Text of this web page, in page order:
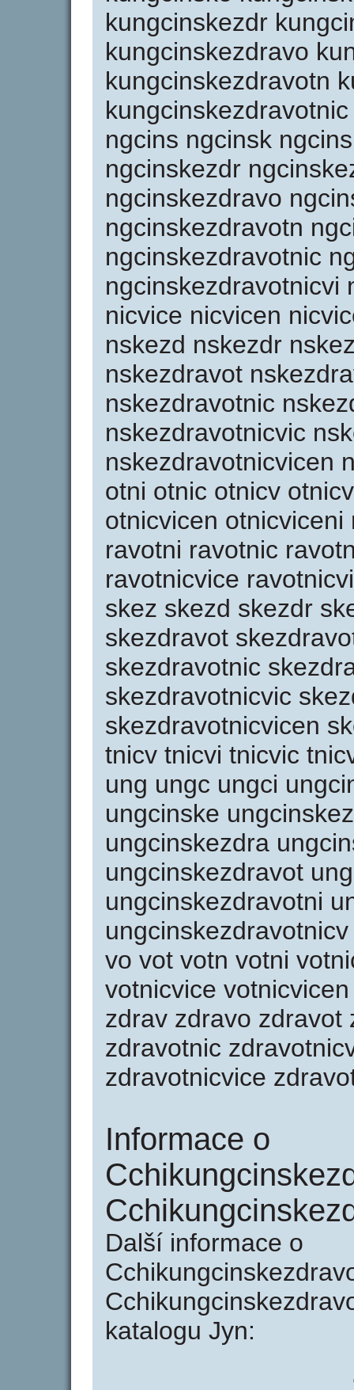
kungcinskezdr
kungcinskezdravo
kungcinskezdravotn
ngcins ngcinsk
ngcinskezdr
ngcinskezdravo
ngcinskezdravotn
ngcinskezdravotnic
ngcinskezdravotnicvi
nicvice nicvicen
nskezd nskezdr
nskezdravot
nskezdravotnic
nskezdravotnicvic
nskezdravotnicvicen
otni otnic otnicv
otnicvicen
ravotni ravotnic
ravotnicvice
skez skezd skezdr
skezdravot
skezdravotnic
skezdravotnicvic
skezdravotnicvicen
tnicv tnicvi tnicvic
ung ungc ungci
ungcinske
ungcinskezdra
ungcinskezdravot
ungcinskezdravotni
vo vot votn votni
votnicvice
zdrav zdravo zdravot
zdravotnic
zdravotnicvice
Informace o
Další informace o
katalogu Jyn: